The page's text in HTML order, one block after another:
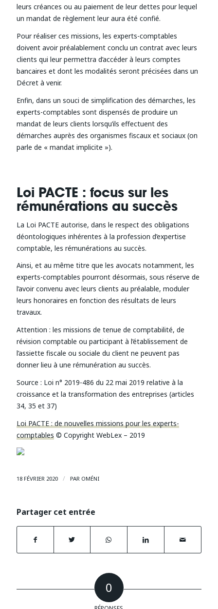
leurs créances ou au paiement de leur dettes pour lequel
un mandat de règlement leur aura été confié.
Pour réaliser ces missions, les experts-comptables
doivent avoir préalablement conclu un contrat avec leurs
clients qui leur permettra d’accéder à leurs comptes
bancaires et dont les modalités seront précisées dans un
Décret à venir.
Enfin, dans un souci de simplification des démarches, les
experts-comptables sont dispensés de produire un
mandat de leurs clients lorsqu’ils effectuent des
démarches auprès des organismes fiscaux et sociaux (on
parle de « mandat implicite »).
Loi PACTE : focus sur les
rémunérations au succès
La Loi PACTE autorise, dans le respect des obligations
déontologiques inhérentes à la profession d’expertise
comptable, les rémunérations au succès.
Ainsi, et au même titre que les avocats notamment, les
experts-comptables pourront désormais, sous réserve de
l’avoir convenu avec leurs clients au préalable, moduler
leurs honoraires en fonction des résultats de leurs
travaux.
Attention : les missions de tenue de comptabilité, de
révision comptable ou participant à l’établissement de
l’assiette fiscale ou sociale du client ne peuvent pas
donner lieu à une rémunération au succès.
Source : Loi n° 2019-486 du 22 mai 2019 relative à la
croissance et la transformation des entreprises (articles
34, 35 et 37)
Loi PACTE : de nouvelles missions pour les experts-
comptables© Copyright WebLex – 2019
18 FÉVRIER 2020 / PAR OMÉNI
Partager cet entrée
0